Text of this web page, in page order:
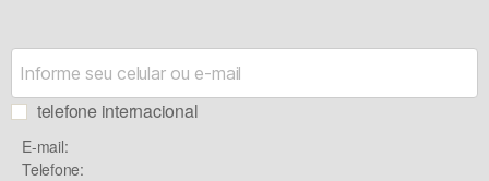
telefone internacional
E-mail:
Telefone: